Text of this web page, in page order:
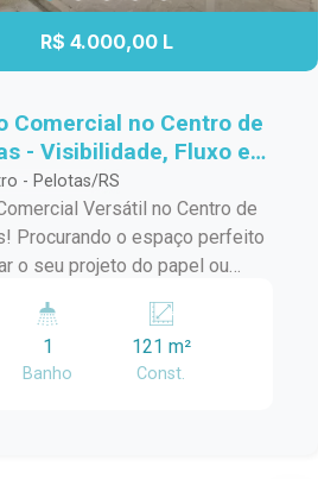
R$ 4.000,00 L
Comercial no Centro de
- Visibilidade, Fluxo e
para o Seu Negócio
- Pelotas/RS
Versátil no Centro de
Procurando o espaço perfeito
o seu projeto do papel ou
com localização
no Centro de Pelotas,
a visibilidade e o fluxo de
1
Banho
121 m²
Const.